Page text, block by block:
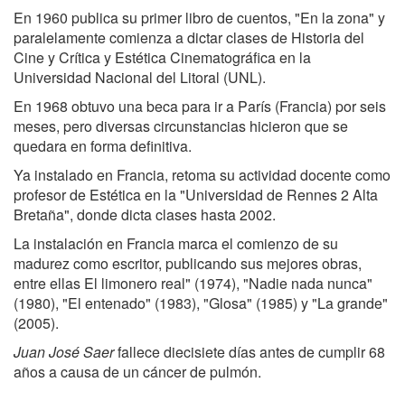
En 1960 publica su primer libro de cuentos, "En la zona" y
paralelamente comienza a dictar clases de Historia del
Cine y Crítica y Estética Cinematográfica en la
Universidad Nacional del Litoral (UNL).
En 1968 obtuvo una beca para ir a París (Francia) por seis
meses, pero diversas circunstancias hicieron que se
quedara en forma definitiva.
Ya instalado en Francia, retoma su actividad docente como
profesor de Estética en la "Universidad de Rennes 2 Alta
Bretaña", donde dicta clases hasta 2002.
La instalación en Francia marca el comienzo de su
madurez como escritor, publicando sus mejores obras,
entre ellas El limonero real" (1974), "Nadie nada nunca"
(1980), "El entenado" (1983), "Glosa" (1985) y "La grande"
(2005).
Juan José Saerfallece diecisiete días antes de cumplir 68
años a causa de un cáncer de pulmón.